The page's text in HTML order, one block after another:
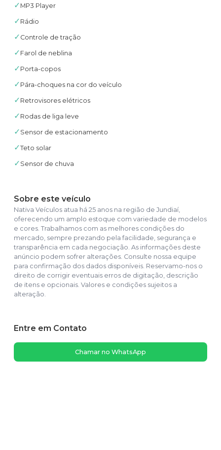
✓ MP3 Player
✓ Rádio
✓ Controle de tração
✓ Farol de neblina
✓ Porta-copos
✓ Pára-choques na cor do veículo
✓ Retrovisores elétricos
✓ Rodas de liga leve
✓ Sensor de estacionamento
✓Teto solar
✓ Sensor de chuva
Sobre este veículo
Nativa Veículos atua há 25 anos na região de Jundiaí,
oferecendo um amplo estoque com variedade de modelos
e cores. Trabalhamos com as melhores condições do
mercado, sempre prezando pela facilidade, segurança e
transparência em cada negociação. As informações deste
anúncio podem sofrer alterações. Consulte nossa equipe
para confirmação dos dados disponíveis. Reservamo-nos o
direito de corrigir eventuais erros de digitação, descrição
de itens e opcionais. Valores e condições sujeitos a
alteração.
Entre em Contato
Chamar no WhatsApp